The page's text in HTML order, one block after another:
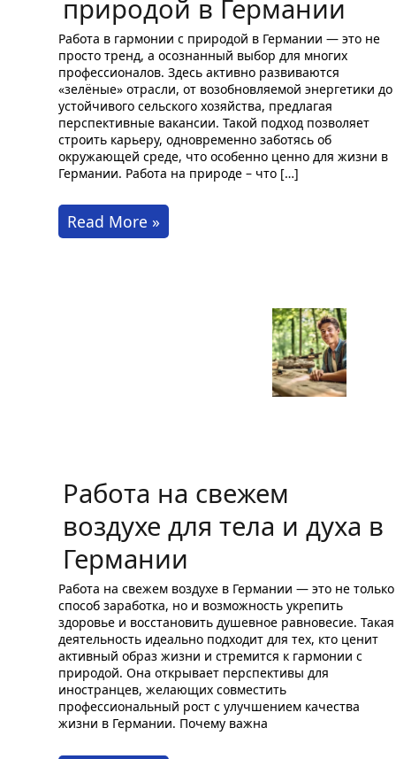
природой в Германии
Работа в гармонии с природой в Германии — это не
просто тренд, а осознанный выбор для многих
профессионалов. Здесь активно развиваются
«зелёные» отрасли, от возобновляемой энергетики до
устойчивого сельского хозяйства, предлагая
перспективные вакансии. Такой подход позволяет
строить карьеру, одновременно заботясь об
окружающей среде, что особенно ценно для жизни в
Германии. Работа на природе – что […]
Работа
в
Read More »
Работа на свежем
воздухе для тела и духа в
Германии
Работа на свежем воздухе в Германии — это не только
способ заработка, но и возможность укрепить
здоровье и восстановить душевное равновесие. Такая
деятельность идеально подходит для тех, кто ценит
активный образ жизни и стремится к гармонии с
природой. Она открывает перспективы для
иностранцев, желающих совместить
профессиональный рост с улучшением качества
жизни в Германии. Почему важна